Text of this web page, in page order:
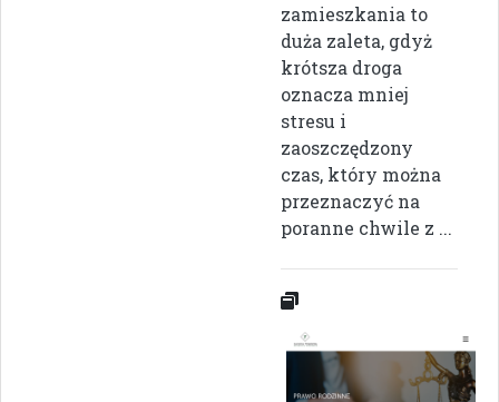
zamieszkania to
duża zaleta, gdyż
krótsza droga
oznacza mniej
stresu i
zaoszczędzony
czas, który można
przeznaczyć na
poranne chwile z ...